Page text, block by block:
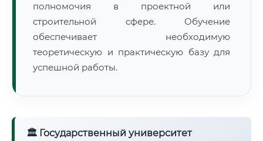
полномочия в проектной или
строительной сфере. Обучение
обеспечивает необходимую
теоретическую и практическую базу для
успешной работы.
🏛 Государственный университет